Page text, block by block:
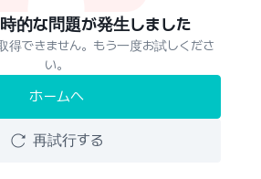
的な問題が発生しました
得できません。もう一度お試しくださ
い。
ホームへ
再試行する